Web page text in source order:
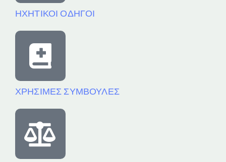
ΗΧΗΤΙΚΟΙ ΟΔΗΓΟΙ
ΧΡΗΣΙΜΕΣ ΣΥΜΒΟΥΛΕΣ